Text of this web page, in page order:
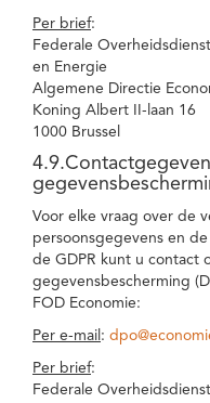
Per brief:
Federale
en Energie
Algemene Directie
Koning Albert II-laan 16
1000 Brussel
Voor elke vraag over de
persoonsgegevens en
de GDPR kunt u contact
gegevensbescherming
FOD Economie:
Per e-mail :
Per brief:
Federale